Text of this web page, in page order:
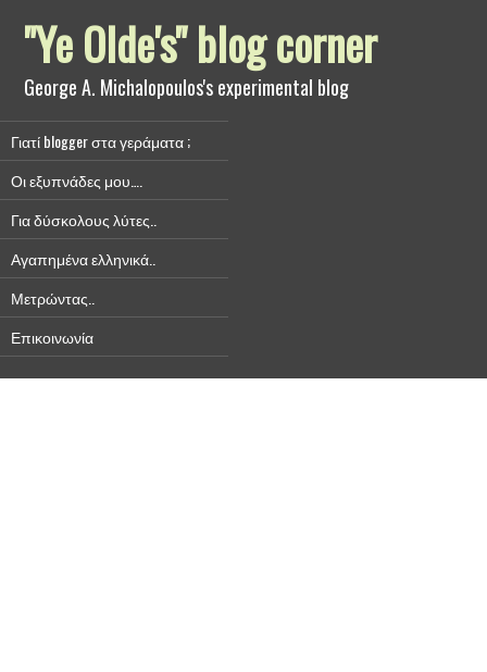
"Ye Olde's" blog corner
George A. Michalopoulos's experimental blog
Γιατί blogger στα γεράματα ;
Οι εξυπνάδες μου….
Για δύσκολους λύτες..
Αγαπημένα ελληνικά..
Μετρώντας..
Επικοινωνία